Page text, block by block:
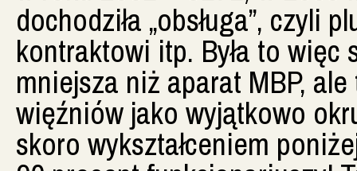
dochodziła „obsługa”, czyli
kontraktowi itp. Była to więc
mniejsza niż aparat MBP,
więźniów jako wyjątkowo
skoro wykształceniem